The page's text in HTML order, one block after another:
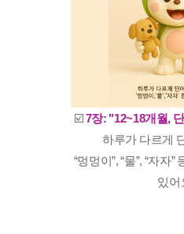
☑️7장: "12~18개월,
하루가 다르게
“멍멍이”, “물”, “자자
있어